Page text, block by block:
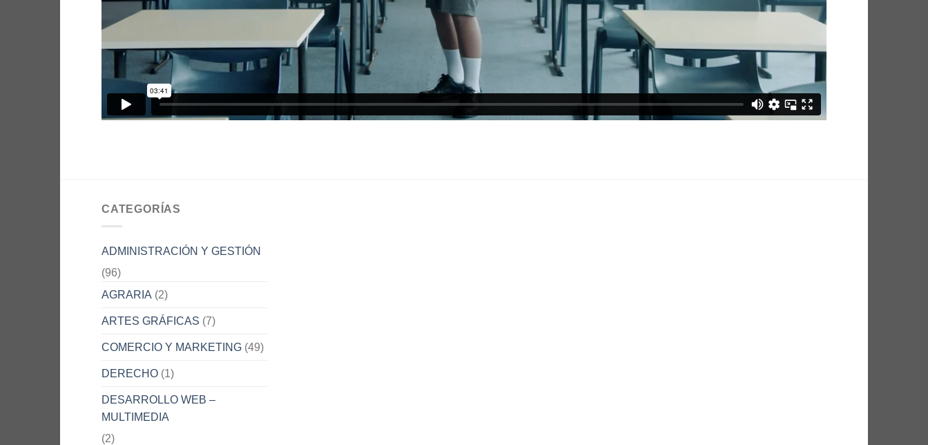
CATEGORÍAS
ADMINISTRACIÓN Y GESTIÓN
(96)
AGRARIA (2)
ARTES GRÁFICAS (7)
COMERCIO Y MARKETING (49)
DERECHO (1)
DESARROLLO WEB –
MULTIMEDIA
(2)